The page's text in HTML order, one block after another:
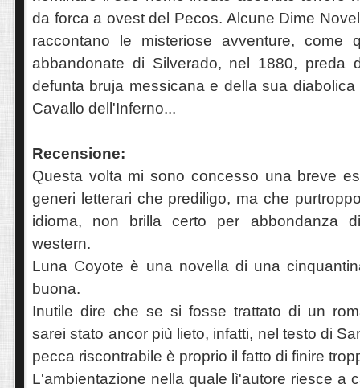
da forca a ovest del Pecos. Alcune Dime
raccontano le misteriose avventure, come
abbandonate di Silverado, nel 1880, preda
defunta bruja messicana e della sua diabolica
Cavallo dell'Inferno...
Recensione:
Questa volta mi sono concesso una breve
generi letterari che prediligo, ma che
idioma, non brilla certo per abbondanza
western.
Luna Coyote è una novella di una
buona.
Inutile dire che se si fosse trattato di un
sarei stato ancor più lieto, infatti, nel testo di
pecca riscontrabile è proprio il fatto di finire
L'ambientazione nella quale lì'autore riesce a